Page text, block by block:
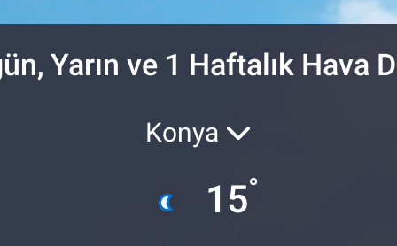
Yarın ve 1 Haftalık Hava
Konya
15°